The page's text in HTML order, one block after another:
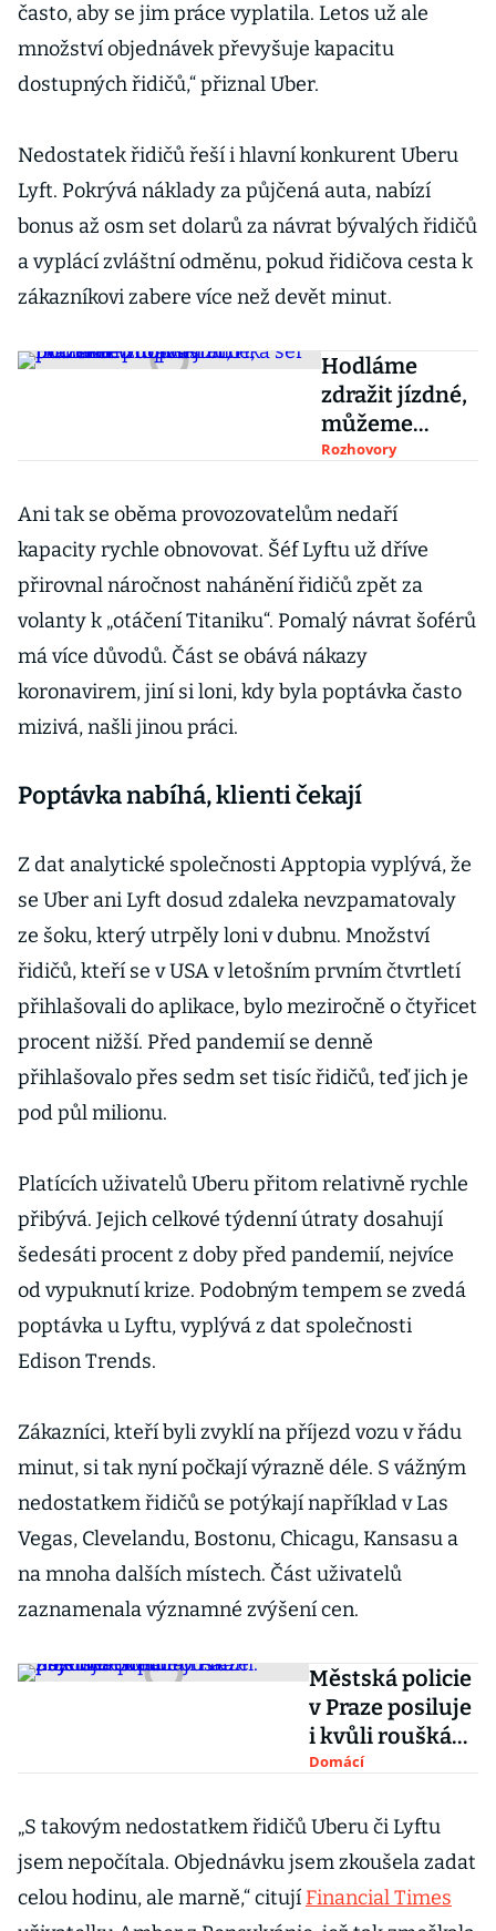
často, aby se jim práce vyplatila. Letos už ale
množství objednávek převyšuje kapacitu
dostupných řidičů,“ přiznal Uber.
Nedostatek řidičů řeší i hlavní konkurent Uberu
Lyft. Pokrývá náklady za půjčená auta, nabízí
bonus až osm set dolarů za návrat bývalých řidičů
a vyplácí zvláštní odměnu, pokud řidičova cesta k
zákazníkovi zabere více než devět minut.
Hodláme
zdražit jízdné,
můžeme
propouštět,
pražského
dopravního
Witowski
Rozhovory
Ani tak se oběma provozovatelům nedaří
kapacity rychle obnovovat. Šéf Lyftu už dříve
přirovnal náročnost nahánění řidičů zpět za
volanty k „otáčení Titaniku“. Pomalý návrat šoférů
má více důvodů. Část se obává nákazy
koronavirem, jiní si loni, kdy byla poptávka často
mizivá, našli jinou práci.
Poptávka nabíhá, klienti čekají
Z dat analytické společnosti Apptopia vyplývá, že
se Uber ani Lyft dosud zdaleka nevzpamatovaly
ze šoku, který utrpěly loni v dubnu. Množství
řidičů, kteří se v USA v letošním prvním čtvrtletí
přihlašovali do aplikace, bylo meziročně o čtyřicet
procent nižší. Před pandemií se denně
přihlašovalo přes sedm set tisíc řidičů, teď jich je
pod půl milionu.
Platících uživatelů Uberu přitom relativně rychle
přibývá. Jejich celkové týdenní útraty dosahují
šedesáti procent z doby před pandemií, nejvíce
od vypuknutí krize. Podobným tempem se zvedá
poptávka u Lyftu, vyplývá z dat společnosti
Edison Trends.
Zákazníci, kteří byli zvyklí na příjezd vozu v řádu
minut, si tak nyní počkají výrazně déle. S vážným
nedostatkem řidičů se potýkají například v Las
Vegas, Clevelandu, Bostonu, Chicagu, Kansasu a
na mnoha dalších místech. Část uživatelů
zaznamenala významné zvýšení cen.
Městská policie
v Praze posiluje
i kvůli rouškám.
Zájemci
psychotestech
Domácí
„S takovým nedostatkem řidičů Uberu či Lyftu
jsem nepočítala. Objednávku jsem zkoušela zadat
celou hodinu, ale marně,“ citují Financial Times